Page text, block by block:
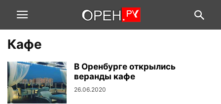
Кафе
В Оренбурге открылись
веранды кафе
26.06.2020